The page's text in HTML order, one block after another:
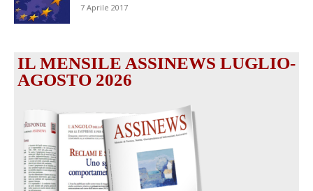
7 Aprile 2017
IL MENSILE ASSINEWS LUGLIO-
AGOSTO 2026